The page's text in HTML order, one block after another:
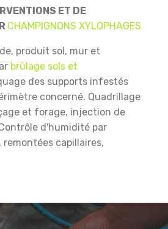
ET DE
CHAMPIGNONS XYLOPHAGES
produit sol, mur et
brûlage sols et
des supports infestés
concerné. Quadrillage
et forage, injection de
d'humidité par
capillaires,